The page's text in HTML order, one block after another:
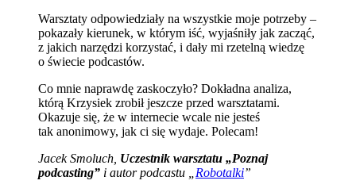
Warsztaty odpowiedziały na wszystkie moje potrzeby –
pokazały kierunek, w którym iść, wyjaśniły jak zacząć,
z jakich narzędzi korzystać, i dały mi rzetelną wiedzę
o świecie podcastów.
Co mnie naprawdę zaskoczyło? Dokładna analiza,
którą Krzysiek zrobił jeszcze przed warsztatami.
Okazuje się, że w internecie wcale nie jesteś
tak anonimowy, jak ci się wydaje. Polecam!
Jacek Smoluch, Uczestnik warsztatu „Poznaj
podcasting” i autor podcastu „ Robotalki”